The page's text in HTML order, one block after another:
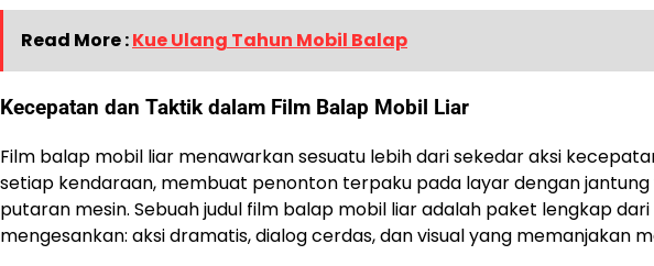
Read More :Kue Ulang Tahun Mobil Balap
Kecepatan dan Taktik dalam Film Balap Mobil Liar
Film balap mobil liar menawarkan sesuatu lebih dari sekedar aksi
setiap kendaraan, membuat penonton terpaku pada layar dengan
putaran mesin. Sebuah judul film balap mobil liar adalah paket lengkap
mengesankan: aksi dramatis, dialog cerdas, dan visual yang memanjakan